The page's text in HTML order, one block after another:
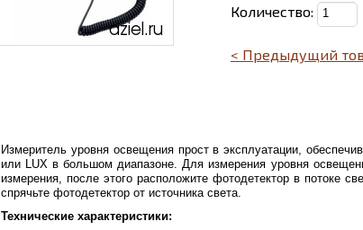
Количество:
< Предыдущий
Измеритель уровня освещения прост в эксплуатации,
или LUX в большом диапазоне. Для измерения уровня
измерения, после этого расположите фотодетектор в потоке
спрячьте фотодетектор от источника света.
Технические характеристики: